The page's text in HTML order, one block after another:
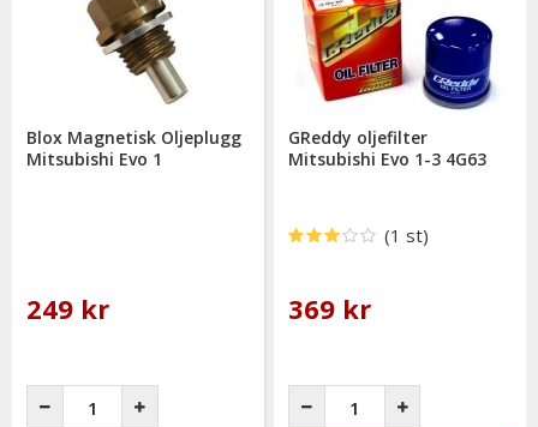
Blox Magnetisk Oljeplugg
Mitsubishi Evo 1
249 kr
GReddy oljefilter
Mitsubishi Evo 1-3 4G63
(1 st)
369 kr